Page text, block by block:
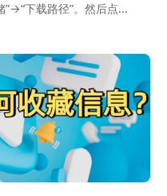
下载路径”。然后点...